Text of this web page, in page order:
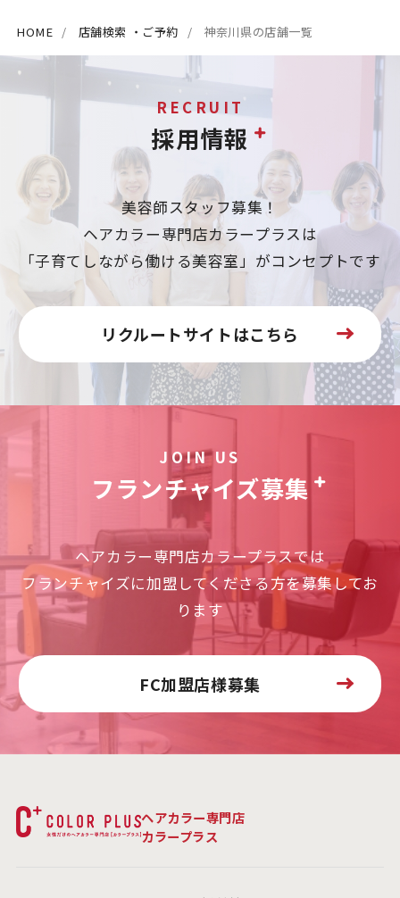
HOME 店舗検索 ・ご予約 神奈川県の店舗一覧
RECRUIT
採用情報
美容師スタッフ募集！
ヘアカラー専門店カラープラスは
「子育てしながら働ける美容室」がコンセプトです
リクルートサイトはこちら
JOIN US
フランチャイズ募集
ヘアカラー専門店カラープラスでは
フランチャイズに加盟してくださる方を募集してお
ります
FC加盟店様募集
ヘアカラー専門店
カラープラス